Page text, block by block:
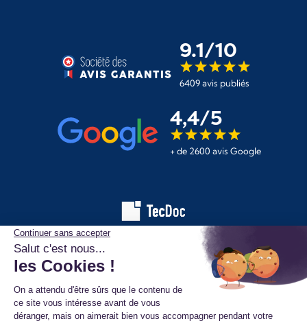
9.1/10
6409 avis publiés
4,4/5
+ de 2600 avis Google
Les informations affichées sur ce site de pièces automobiles
proviennent de la base de données TecDoc. Elles sont protégées
par le droit d’auteur et ne peuvent en aucun cas être copiées,
reproduites, utilisées ou diffusées sans l’autorisation préalable de
TecAlliance. Toute utilisation non autorisée constitue une infraction
et pourra faire l’objet de poursuites.